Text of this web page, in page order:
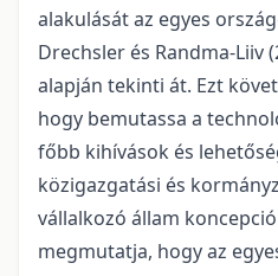
alakulását az egyes
Drechsler és Randma-Liiv
alapján tekinti át. Ezt
hogy bemutassa a
főbb kihívások és
közigazgatási és
vállalkozó állam
megmutatja, hogy az